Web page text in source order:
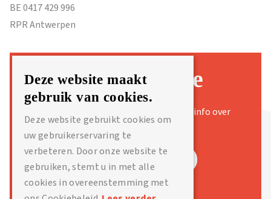
BE 0417 429 996
RPR Antwerpen
Blijf op de hoogte
Ontvang artikels over persoonlijke groei, info over
onze vorming en nieuws van PRH.
Schrijf je in op onze nieuwsbrief
Deze website maakt
gebruik van cookies.
Deze website gebruikt cookies om
uw gebruikerservaring te
verbeteren. Door onze website te
gebruiken, stemt u in met alle
cookies in overeenstemming met